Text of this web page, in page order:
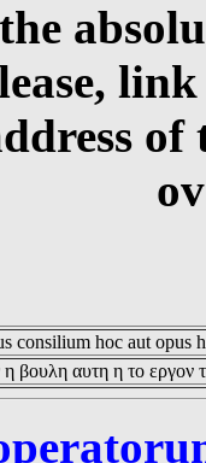
consilium hoc aut opus
βουλη αυτη η το εργον